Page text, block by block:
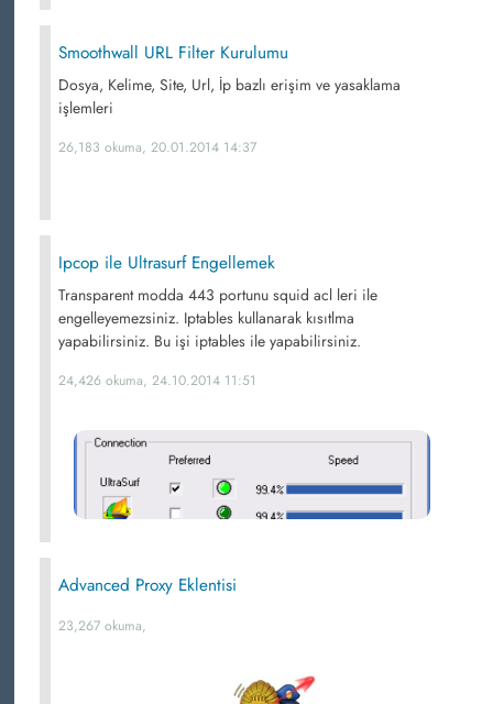
Smoothwall URL Filter Kurulumu
Dosya, Kelime, Site, Url, İp bazlı erişim ve yasaklama
işlemleri
26,183 okuma, 20.01.2014 14:37
Ipcop ile Ultrasurf Engellemek
Transparent modda 443 portunu squid acl leri ile
engelleyemezsiniz. Iptables kullanarak kısıtlma
yapabilirsiniz. Bu işi iptables ile yapabilirsiniz.
24,426 okuma, 24.10.2014 11:51
Advanced Proxy Eklentisi
23,267 okuma,